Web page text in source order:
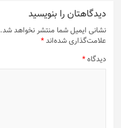
دیدگاهتان را بنویسید
نشانی ایمیل شما منتشر نخواهد شد.
علامت‌گذاری شده‌اند*
دیدگاه*